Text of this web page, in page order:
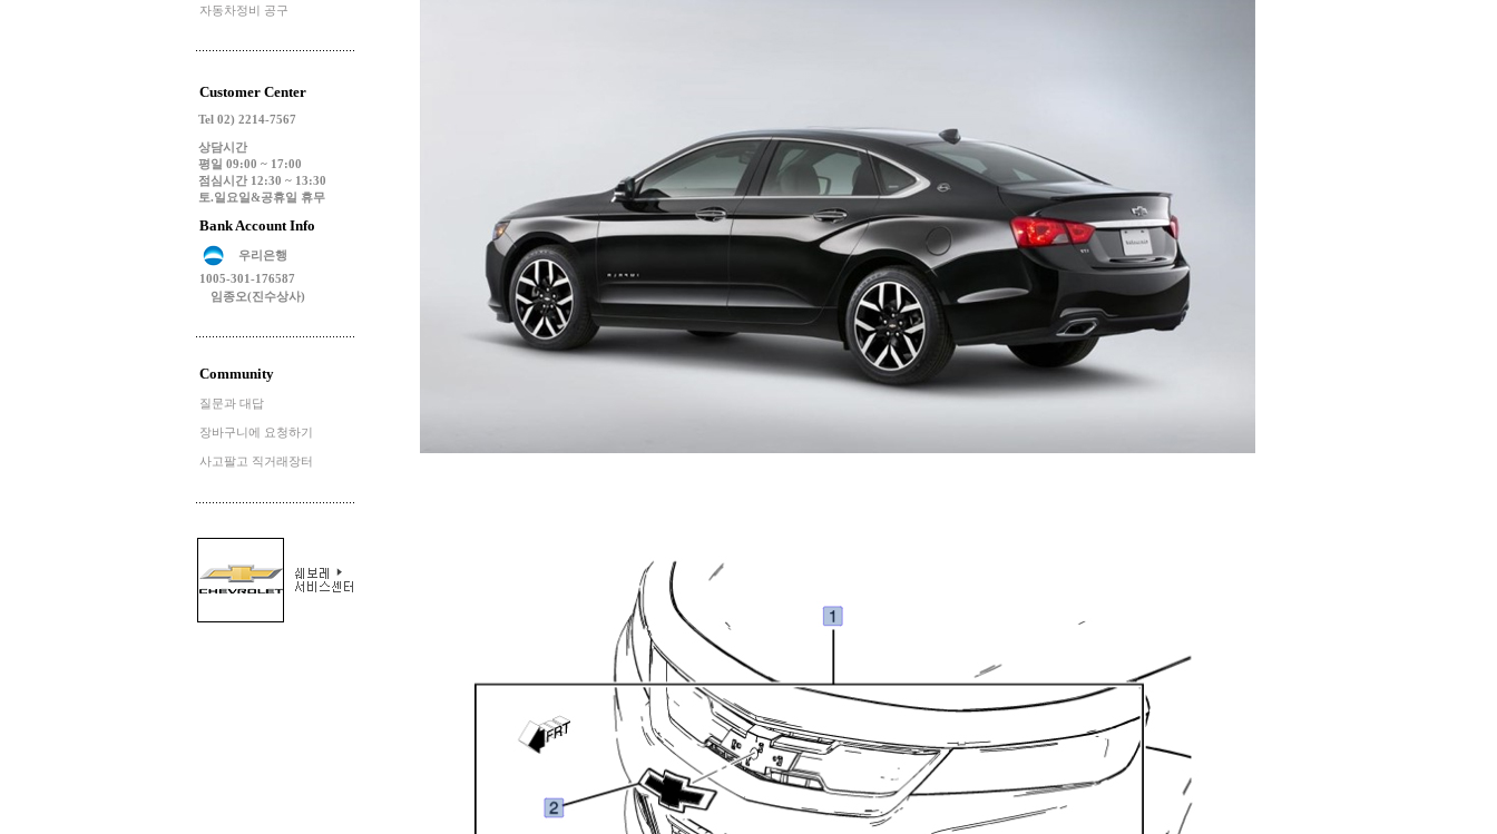
자동차정비 공구
Customer Center
Tel 02) 2214-7567
상담시간
평일 09:00 ~ 17:00
점심시간 12:30 ~ 13:30
토.일요일&공휴일 휴무
Bank Account Info
우리은행
1005-301-176587
임종오(진수상사)
Community
질문과 대답
장바구니에 요청하기
사고팔고 직거래장터